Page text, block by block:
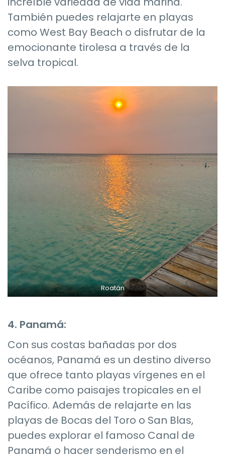
También puedes relajarte en playas
como West Bay Beach o disfrutar de la
emocionante tirolesa a través de la
selva tropical.
Roatán
4. Panamá:
Con sus costas bañadas por dos
océanos, Panamá es un destino diverso
que ofrece tanto playas vírgenes en el
Caribe como paisajes tropicales en el
Pacífico. Además de relajarte en las
playas de Bocas del Toro o San Blas,
puedes explorar el famoso Canal de
Panamá o hacer senderismo en el